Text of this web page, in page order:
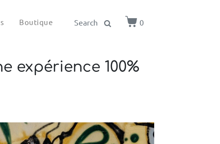
Boutique 0
expérience 100%